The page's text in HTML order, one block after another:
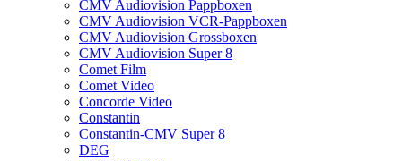
CMV Audiovision Pappboxen
CMV Audiovision VCR-Pappboxen
CMV Audiovision Grossboxen
CMV Audiovision Super 8
Comet Film
Comet Video
Concorde Video
Constantin
Constantin-CMV Super 8
DEG